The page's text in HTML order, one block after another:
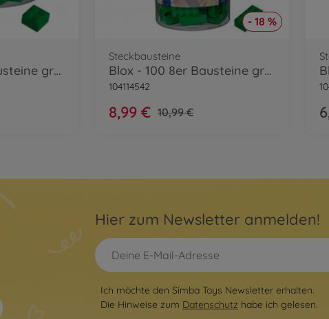
Blox - 100 4er Bausteine grün - kompatibel mit bekannten Spielsteinen
- 18 %
Steckbausteine
Blox - 100 8er Bausteine grün - kompatibel mit bekannten Spielsteinen
104114542
8,99 € 10,99 €
Hier zum Newsletter anmelden!
Ich möchte den Simba Toys Newsletter erhalten.
Die Hinweise zum Datenschutz habe ich gelesen.